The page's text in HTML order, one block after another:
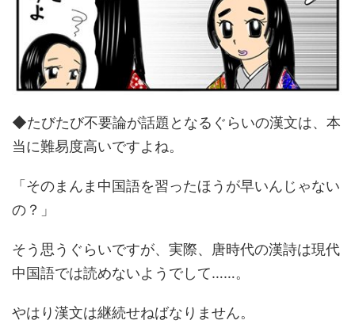
◆たびたび不要論が話題となるぐらいの漢文は、本
当に難易度高いですよね。
「そのまんま中国語を習ったほうが早いんじゃない
の？」
そう思うぐらいですが、実際、唐時代の漢詩は現代
中国語では読めないようでして……。
やはり漢文は継続せねばなりません。